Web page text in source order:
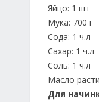
Яйцо: 1 шт
Мука: 700 г
Сода: 1 ч.л
Сахар: 1 ч.л
Соль: 1 ч.л
Масло
Для